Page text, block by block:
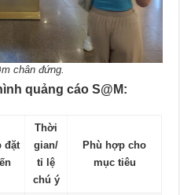
chân đứng.
quảng cáo S@M:
đặt
Thời
gian/
tỉ lệ
chú ý
Phù hợp cho
mục tiêu